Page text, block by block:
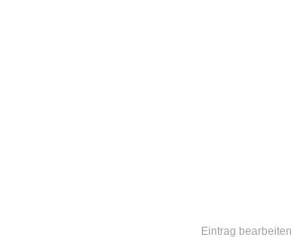
Eintrag bearbeiten